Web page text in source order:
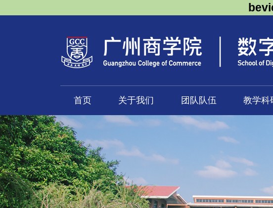
首页 关于我们 团队队伍 教学科